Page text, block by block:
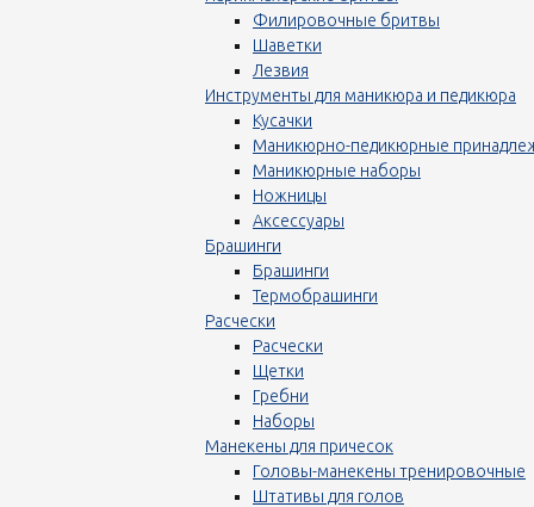
Филировочные бритвы
Шаветки
Лезвия
Инструменты для маникюра и педикюра
Кусачки
Маникюрно-педикюрные
Маникюрные наборы
Ножницы
Аксессуары
Брашинги
Брашинги
Термобрашинги
Расчески
Расчески
Щетки
Гребни
Наборы
Манекены для причесок
Головы-манекены тренировочные
Штативы для голов